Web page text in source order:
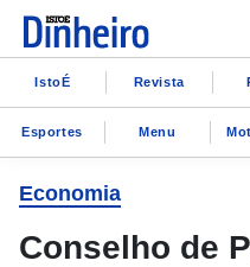
IstoÉ Revista
Esportes Menu
Economia
Conselho de